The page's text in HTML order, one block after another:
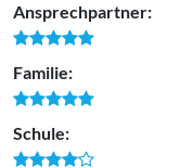
Ansprechpartner:
Familie:
Schule: